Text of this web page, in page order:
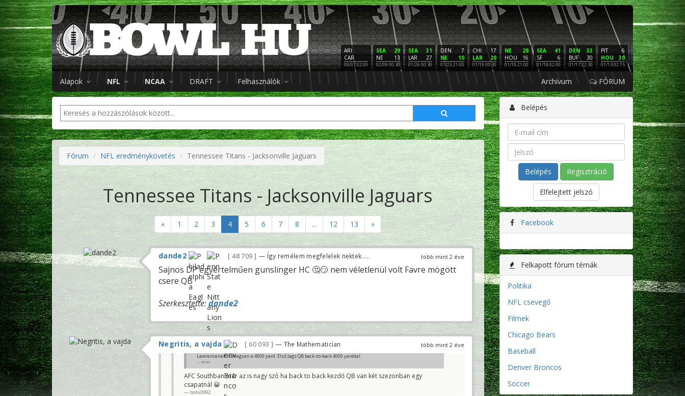
ARI
CAR
08/07 02:00
29
SEA
13
NE
02/09 00:30
31
SEA
27
LAR
01/26 00:30
7
DEN
10
NE
01/25 21:00
17
CHI
20
LAR
01/19 00:30
28
NE
16
HOU
01/18 21:00
41
SEA
6
SF
01/18 02:00
33
DEN
30
BUF
01/17 22:30
6
PIT
30
HOU
01/13 02:15
16
NE
3
LAC
01/12 02:00
PHI
SF
01/11
Alapok NFL NCAA DRAFT Felhasználók Archívum FÓRUM
Fórum NFL eredménykövetés Tennessee Titans - Jacksonville Jaguars
Tennessee Titans - Jacksonville Jaguars
« 1 2 3 4 5 6 7 8 ... 12 13 »
több mint 2 éve
dande2 48 709 — Így remélem megfelelek nektek.....
Sajnos DP egyértelműen gunslinger HC 🤔😏 nem véletlenül volt Favre mögött
csere QB
Szerkesztette:dande2
több mint 2 éve
Negritis, a vajda 60 093 — The Mathematician
Lawrencenek is megvan a 4000 yard. Első Jags QB back-to-back 4000 yarddal.
iktriad
AFC Southban már az is nagy szó ha back to back kezdő QB van két szezonban egy
csapatnál 😀
bobi0092
Belépés
Regisztráció
Elfelejtett jelszó
Facebook
Felkapott fórum témák
Politika
NFL csevegő
Filmek
Chicago Bears
Baseball
Denver Broncos
Soccer